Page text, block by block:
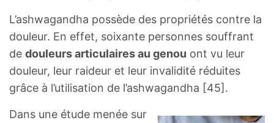
L’ashwagandha possède des propriétés contre la
douleur. En effet, soixante personnes souffrant
de douleurs articulaires au genou ont vu leur
douleur, leur raideur et leur invalidité réduites
grâce à l’utilisation de l’ashwagandha [45].
Dans une étude menée sur